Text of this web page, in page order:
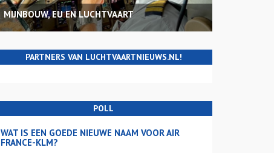
MIJNBOUW, EU EN LUCHTVAART
PARTNERS VAN LUCHTVAARTNIEUWS.NL!
POLL
WAT IS EEN GOEDE NIEUWE NAAM VOOR AIR
FRANCE-KLM?